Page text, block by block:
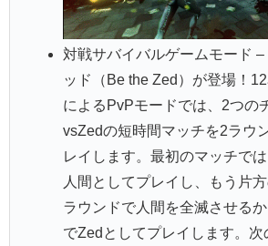
対戦サバイバルゲームモード
ッド（Be the Zed）が登場！
によるPvPモードでは、2つの
vsZedの短時間マッチを2ラウ
レイします。最初のマッチで
人間としてプレイし、もう片
ラウンドで人間を全滅させる
でZedとしてプレイします。次